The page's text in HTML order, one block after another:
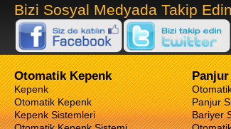
Bizi Sosyal Medyada Takip Edin
Otomatik Kepenk
Kepenk
Otomatik Kepenk
Kepenk Sistemleri
Panjur
Bariyer